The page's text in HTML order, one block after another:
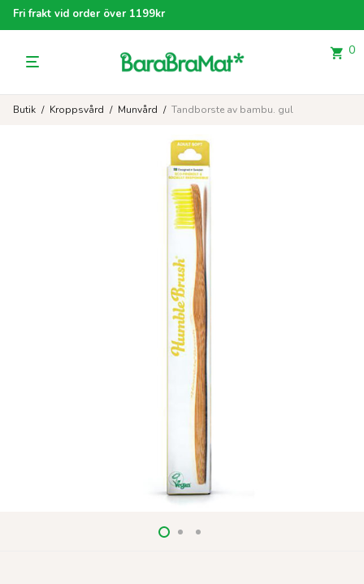
Fri frakt vid order över 1199kr
0
Butik / Kroppsvård / Munvård / Tandborste av bambu. gul